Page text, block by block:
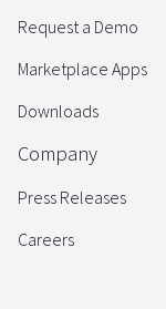
Request a Demo
Marketplace Apps
Downloads
Company
Press Releases
Careers